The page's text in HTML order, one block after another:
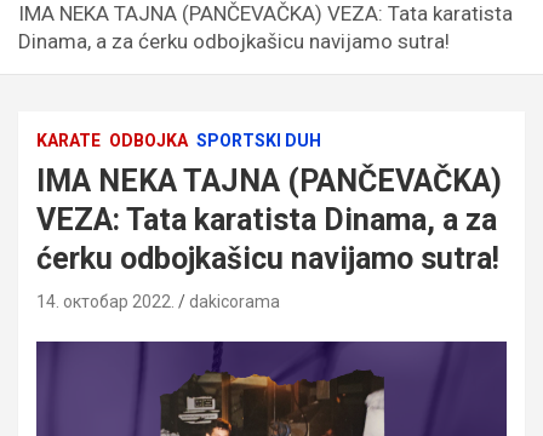
IMA NEKA TAJNA (PANČEVAČKA) VEZA: Tata karatista
Dinama, a za ćerku odbojkašicu navijamo sutra!
KARATE ODBOJKA SPORTSKI DUH
IMA NEKA TAJNA (PANČEVAČKA)
VEZA: Tata karatista Dinama, a za
ćerku odbojkašicu navijamo sutra!
14. октобар 2022. dakicorama